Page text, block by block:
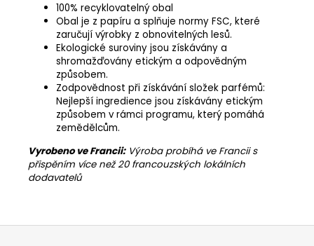
100% recyklovatelný obal
Obal je z papíru a splňuje normy FSC, které
zaručují výrobky z obnovitelných lesů.
Ekologické suroviny jsou získávány a
shromažďovány etickým a odpovědným
způsobem.
Zodpovědnost při získávání složek parfémů:
Nejlepší ingredience jsou získávány etickým
způsobem v rámci programu, který pomáhá
zemědělcům.
Vyrobeno ve Francii:Výroba probíhá ve Francii s
přispěním více než 20 francouzských lokálních
dodavatelů
Z